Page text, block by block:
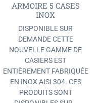
ARMOIRE 5 CASES
INOX
DISPONIBLE SUR
DEMANDE CETTE
NOUVELLE GAMME DE
CASIERS EST
ENTIÈREMENT FABRIQUÉE
EN INOX AISI 304. CES
PRODUITS SONT